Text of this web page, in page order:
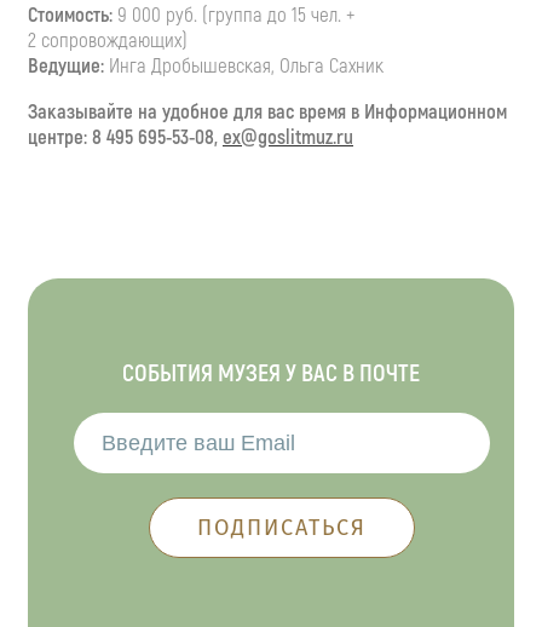
Стоимость: 9 000 руб. (группа до 15 чел. +
2 сопровождающих)
Ведущие: Инга Дробышевская, Ольга Сахник
Заказывайте на удобное для вас время в Информационном
центре: 8 495 695-53-08,ex@goslitmuz.ru
СОБЫТИЯ МУЗЕЯ У ВАС В ПОЧТЕ